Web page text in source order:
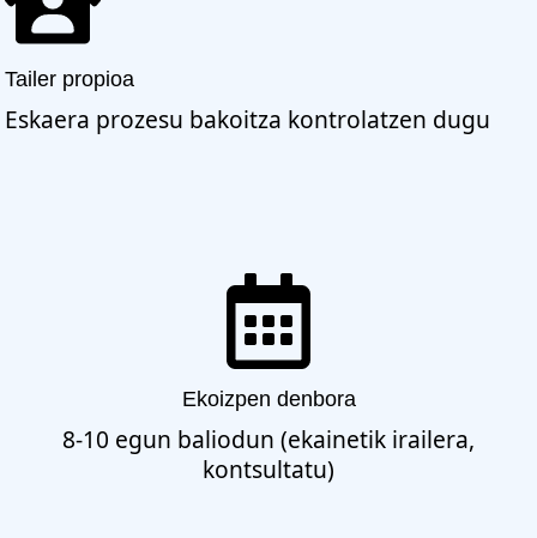
Tailer propioa
Eskaera prozesu bakoitza kontrolatzen dugu
Ekoizpen denbora
8-10 egun baliodun (ekainetik irailera,
kontsultatu)